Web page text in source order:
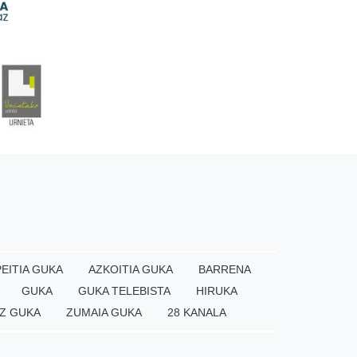
GUKA AZKOITIA GUKA
BARRENA
GUKA GUKA TELEBISTA
HIRUKA
GUKA ZUMAIA GUKA 28 KANALA